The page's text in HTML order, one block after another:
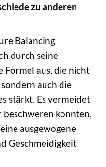
zu anderen
Balancing
durch seine
Formel aus, die nicht
auch die
stärkt. Es vermeidet
beschweren könnten,
ausgewogene
Geschmeidigkeit